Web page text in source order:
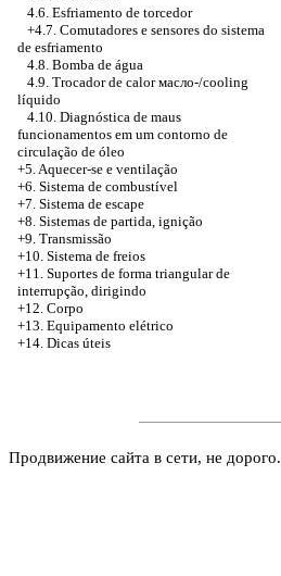
4.6. Esfriamento de torcedor
+4.7. Comutadores e sensores do sistema
de esfriamento
4.8. Bomba de água
4.9. Trocador de calor масло-/cooling
líquido
4.10. Diagnóstica de maus
funcionamentos em um contorno de
circulação de óleo
+5. Aquecer-se e ventilação
+6. Sistema de combustível
+7. Sistema de escape
+8. Sistemas de partida, ignição
+9. Transmissão
+10. Sistema de freios
+11. Suportes de forma triangular de
interrupção, dirigindo
+12. Corpo
+13. Equipamento elétrico
+14. Dicas úteis
Продвижение сайта в сети, не дорого.